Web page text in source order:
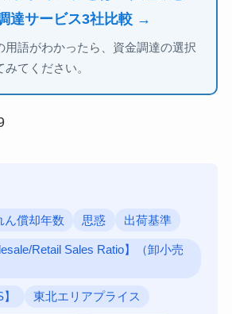
達サービス3社比較 →
用語がわかったら、資金調達の選択
てください。
ん償却年数 思惑 出荷基準
Retail Sales Ratio】（卸小売
東北エリアプライス